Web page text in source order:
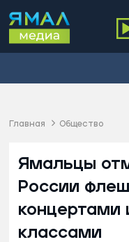
Главная Общество
Ямальцы
России
концертами
классами